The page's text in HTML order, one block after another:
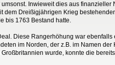
Inwieweit dies aus
dem Dreißigjährigen Krieg
bis 1763 Bestand hatte.
Diese Rangerhöhung war
im Norden, der z.B. im Namen
wurde, konnte die